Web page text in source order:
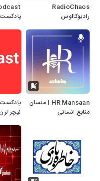
RadioChaos
رادیوکااوس
HR Mansaan | منسان
منابع انسانی
نیچر